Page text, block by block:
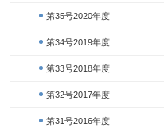
第35号2020年度
第34号2019年度
第33号2018年度
第32号2017年度
第31号2016年度